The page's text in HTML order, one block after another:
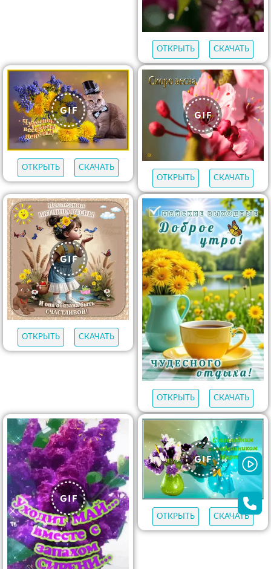
ОТКРЫТЬ СКАЧАТЬ
ОТКРЫТЬ
СКАЧАТЬ
ОТКРЫТЬ
СКАЧАТЬ
ОТКРЫТЬ СКАЧАТЬ
ОТКРЫТЬ СКАЧАТЬ
ОТКРЫТЬ СКАЧАТЬ